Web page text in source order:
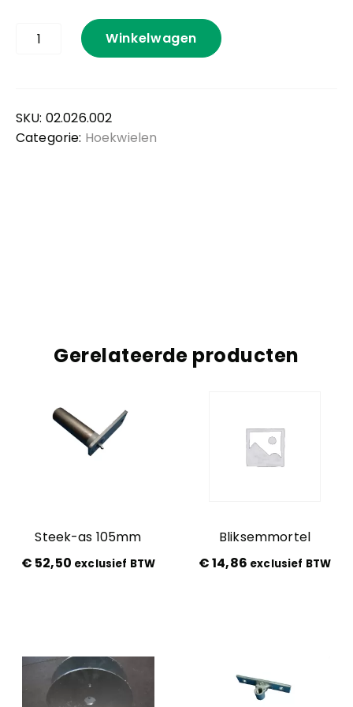
Hoekrol
280
Winkelwagen
SKU: 02.026.002
Categorie: Hoekwielen
Gerelateerde producten
Steek-as 105mm
€ 52,50 exclusief BTW
Bliksemmortel
€14,86 exclusief BTW